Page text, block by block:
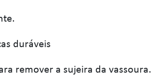
duráveis
remover a sujeira da vassoura.